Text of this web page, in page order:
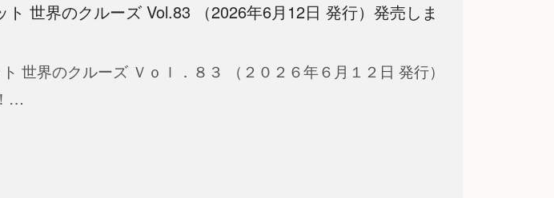
ト 世界のクルーズ Vol.83 （2026年6月12日 発行）発売しま
世界のクルーズ Ｖｏｌ．８３ （２０２６年６月１２日 発行）
…